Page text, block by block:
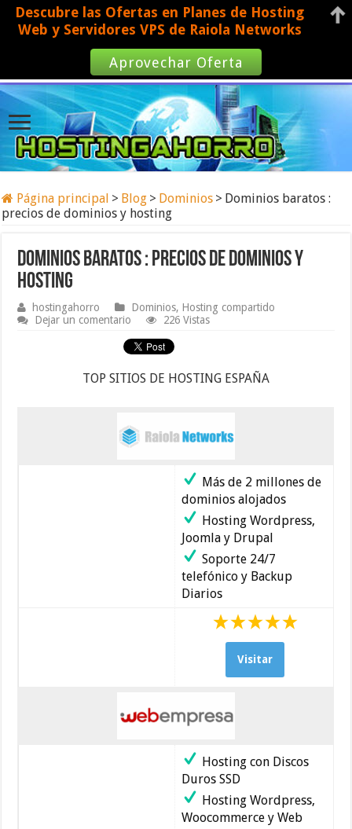
Página principal > Blog > Dominios > Dominios baratos :
precios de dominios y hosting
Dominios baratos : precios de dominios y
hosting
hostingahorro Dominios, Hosting compartido
Dejar un comentario
226 Vistas
TOP SITIOS DE HOSTING ESPAÑA
Más de 2 millones de
dominios alojados
Hosting Wordpress,
Joomla y Drupal
Soporte 24/7
telefónico y Backup
Diarios
Visitar
Hosting con Discos
Duros SSD
Hosting Wordpress,
Woocommerce y Web
Descubre las Ofertas en Planes de Hosting
Web y Servidores VPS de Raiola Networks
Aprovechar Oferta